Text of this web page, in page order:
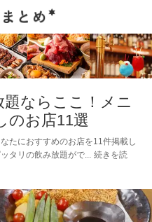
題ならここ！メニ
のお店11選
たにおすすめのお店を11件掲載し
タリの飲み放題がで
続きを読